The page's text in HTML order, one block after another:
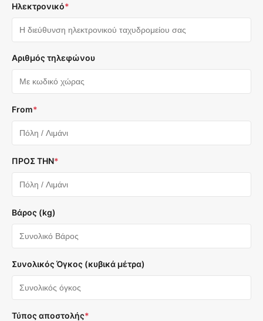
Ηλεκτρονικό*
Αριθμός τηλεφώνου
From*
ΠΡΟΣ ΤΗΝ*
Βάρος (kg)
Συνολικός Όγκος (κυβικά μέτρα)
Τύπος αποστολής*